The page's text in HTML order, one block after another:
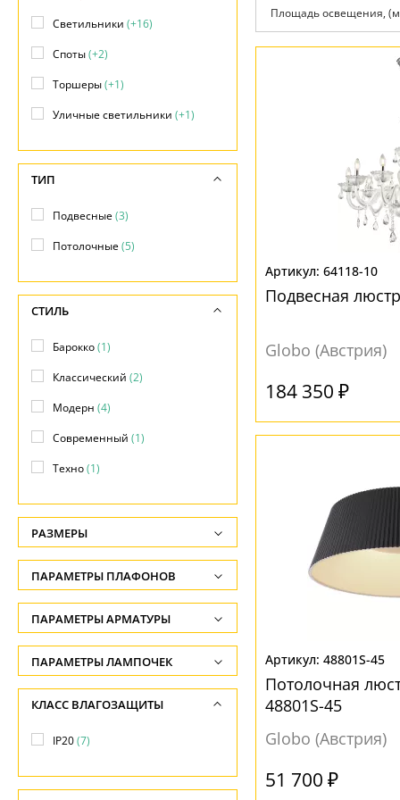
Отзывы
Дизайнерам
Бренды
Контакты
Современный
Флористика
Хай тек
Площадь освещения,
64118-10
Подвесная
Globo (Австрия)
184 350 ₽
48801S-45
Потолочная
48801S-45
Globo (Австрия)
51 700 ₽
Светильники (+16)
Споты(+2)
Торшеры(+1)
Уличные светильники (+1)
ТИП
Подвесные(3)
Потолочные(5)
СТИЛЬ
Барокко(1)
Классический (2)
Модерн (4)
Современный (1)
Техно(1)
РАЗМЕРЫ
Высота, см
-
Ширина, см
-
Диаметр, см
-
Длина, см
ПАРАМЕТРЫ ПЛАФОНОВ
ФОРМА ПЛАФОНА
Без плафона(2)
Конус(4)
Круг(2)
ПАРАМЕТРЫ АРМАТУРЫ
ЦВЕТ АРМАТУРЫ
Антрацит(1)
ПАРАМЕТРЫ ЛАМПОЧЕК
Количество ламп
-
Общая мощность ламп
-
КЛАСС ВЛАГОЗАЩИТЫ
IP20(7)